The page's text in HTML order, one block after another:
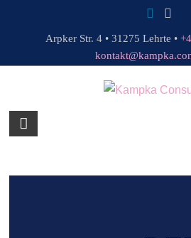
Arpker Str. 4 • 31275 Lehrte •